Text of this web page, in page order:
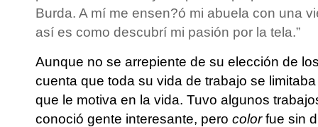
Burda. A mí me ensen?ó mi abuela con una
así es como descubrí mi pasión por la tela.”
Aunque no se arrepiente de su elección de
cuenta que toda su vida de trabajo se
que le motiva en la vida. Tuvo algunos
conoció gente interesante, pero colorfue sin